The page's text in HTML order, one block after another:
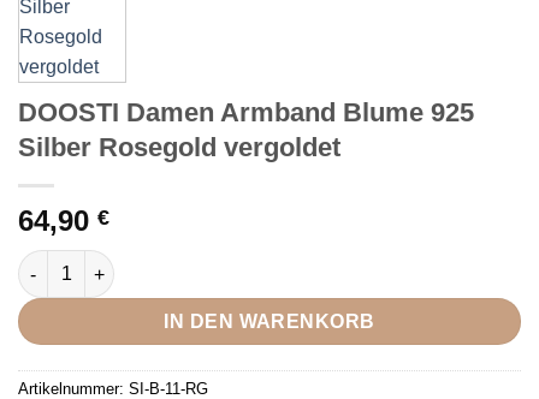
DOOSTI Damen Armband Blume 925
Silber Rosegold vergoldet
64,90 €
DOOSTI Damen Armband Blume 925 Silber Rosegold vergoldet
IN DEN WARENKORB
Artikelnummer: SI-B-11-RG